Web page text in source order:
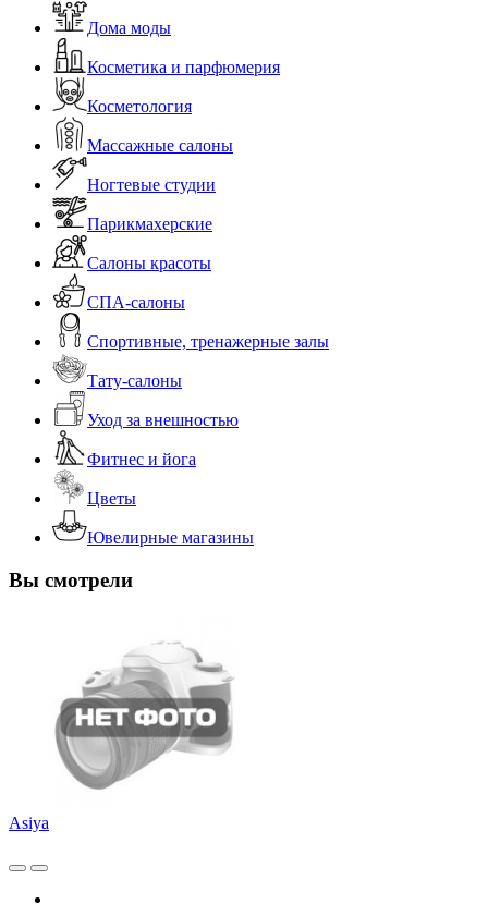
Дома моды
Косметика и парфюмерия
Косметология
Массажные салоны
Ногтевые студии
Парикмахерские
Салоны красоты
СПА-салоны
Спортивные, тренажерные залы
Тату-салоны
Уход за внешностью
Фитнес и йога
Цветы
Ювелирные магазины
Вы смотрели
Asiya